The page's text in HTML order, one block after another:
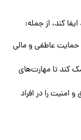
کند، از جمله:
حمایت عاطفی و مالی
کند تا مهارت‌های
امنیت را در افراد